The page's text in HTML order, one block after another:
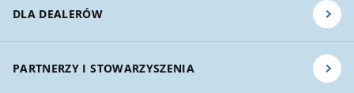
DLA DEALERÓW
PARTNERZY I STOWARZYSZENIA